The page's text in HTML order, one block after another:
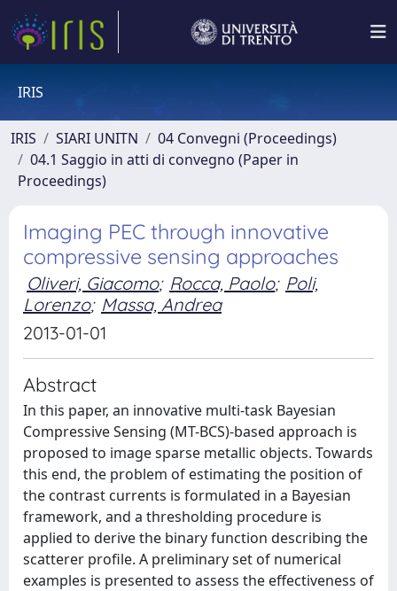
IRIS
IRIS SIARI UNITN
04 Convegni (Proceedings)
04.1 Saggio in atti di convegno (Paper in
Proceedings)
Imaging PEC through innovative
compressive sensing approaches
Oliveri, Giacomo; Rocca, Paolo; Poli,
Lorenzo; Massa, Andrea
2013-01-01
Abstract
In this paper, an innovative multi-task Bayesian
Compressive Sensing (MT-BCS)-based approach is
proposed to image sparse metallic objects. Towards
this end, the problem of estimating the position of
the contrast currents is formulated in a Bayesian
framework, and a thresholding procedure is
applied to derive the binary function describing the
scatterer profile. A preliminary set of numerical
examples is presented to assess the effectiveness of